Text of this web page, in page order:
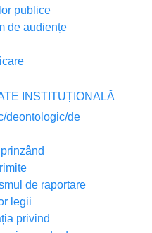
publice
de audiențe
INSTITUȚIONALĂ
deontologic/de
de raportare
legii
privind